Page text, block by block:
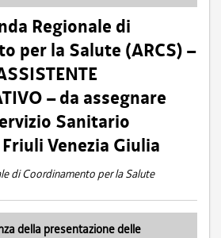
Regionale di
per la Salute (ARCS) –
– da assegnare
Sanitario
Venezia Giulia
di Coordinamento per la Salute
della presentazione delle